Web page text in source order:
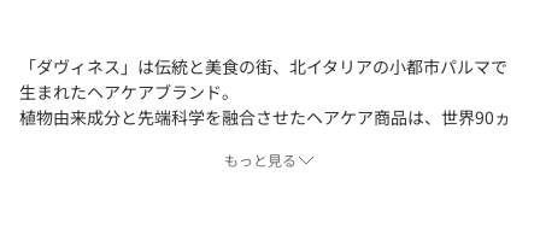
「ダヴィネス」は伝統と美食の街、北イタリアの小都市パルマで
生まれたヘアケアブランド。
植物由来成分と先端科学を融合させたヘアケア商品は、世界90ヵ
また、今ある自然環境や文化を守り、未来の社会を希望に満ちた
もっと見る